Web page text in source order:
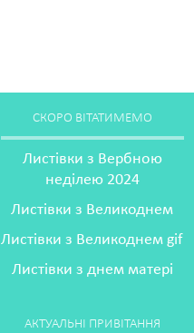
СКОРО ВІТАТИМЕМО
Листівки з Вербною
неділею 2024
Листівки з Великоднем
Листівки з Великоднем gif
Листівки з днем матері
АКТУАЛЬНІ ПРИВІТАННЯ